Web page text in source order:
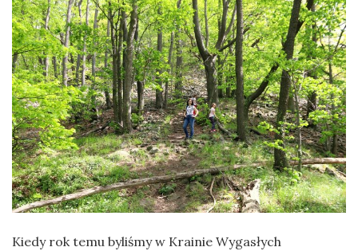
Kiedy rok temu byliśmy w Krainie Wygasłych